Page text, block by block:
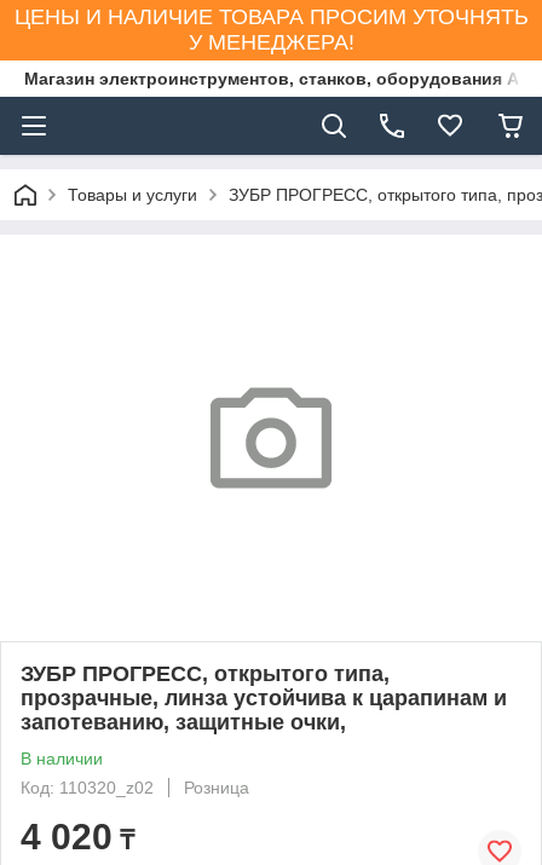
ЦЕНЫ И НАЛИЧИЕ ТОВАРА ПРОСИМ УТОЧНЯТЬ
У МЕНЕДЖЕРА!
Магазин электроинструментов, станков, оборудования
Товары и услуги ЗУБР ПРОГРЕСС, открытого типа,
ЗУБР ПРОГРЕСС, открытого типа,
прозрачные, линза устойчива к царапинам и
запотеванию, защитные очки,
В наличии
Код: 110320_z02
Розница
4 020 ₸